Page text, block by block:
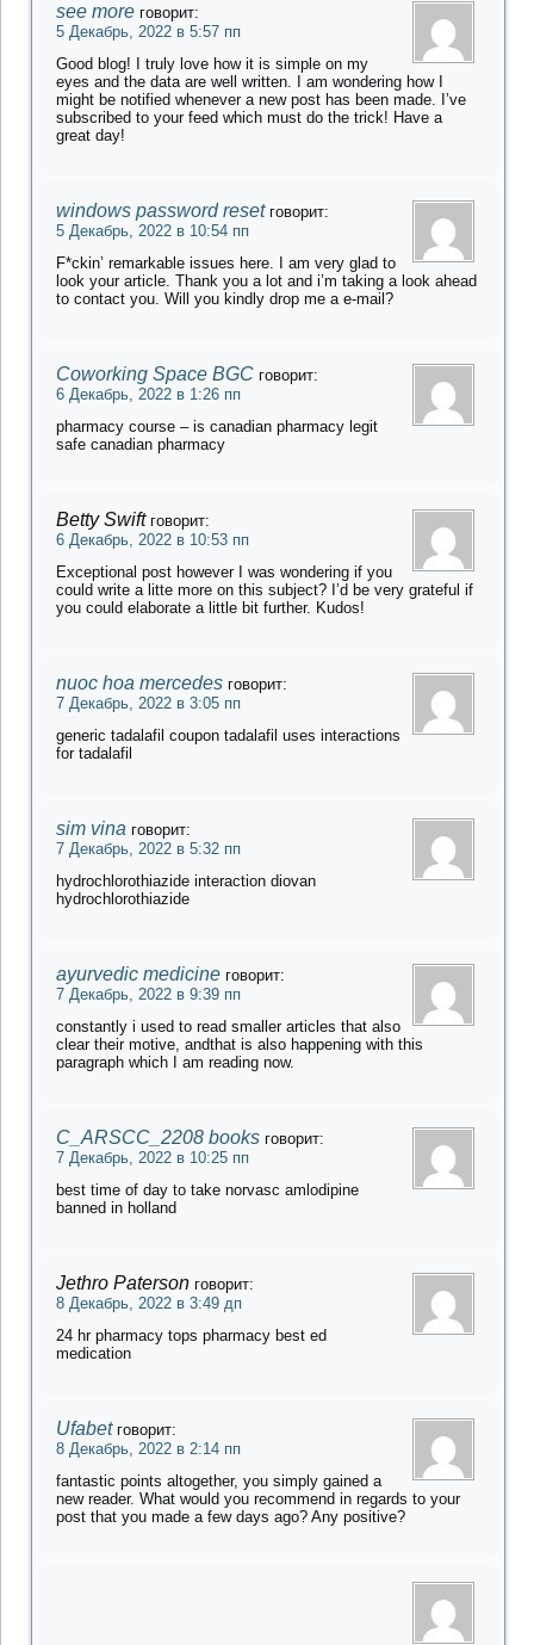
see more говорит:
5 Декабрь, 2022 в 5:57 пп
Good blog! I truly love how it is simple on my
eyes and the data are well written. I am wondering how I
might be notified whenever a new post has been made. I’ve
subscribed to your feed which must do the trick! Have a
great day!
windows password reset говорит:
5 Декабрь, 2022 в 10:54 пп
F*ckin’ remarkable issues here. I am very glad to
look your article. Thank you a lot and i’m taking a look ahead
to contact you. Will you kindly drop me a e-mail?
Coworking Space BGC говорит:
6 Декабрь, 2022 в 1:26 пп
pharmacy course – is canadian pharmacy legit
safe canadian pharmacy
Betty Swift говорит:
6 Декабрь, 2022 в 10:53 пп
Exceptional post however I was wondering if you
could write a litte more on this subject? I’d be very grateful if
you could elaborate a little bit further. Kudos!
nuoc hoa mercedes говорит:
7 Декабрь, 2022 в 3:05 пп
generic tadalafil coupon tadalafil uses interactions
for tadalafil
sim vina говорит:
7 Декабрь, 2022 в 5:32 пп
hydrochlorothiazide interaction diovan
hydrochlorothiazide
ayurvedic medicine говорит:
7 Декабрь, 2022 в 9:39 пп
constantly i used to read smaller articles that also
clear their motive, andthat is also happening with this
paragraph which I am reading now.
C_ARSCC_2208 books говорит:
7 Декабрь, 2022 в 10:25 пп
best time of day to take norvasc amlodipine
banned in holland
Jethro Paterson говорит:
8 Декабрь, 2022 в 3:49 дп
24 hr pharmacy tops pharmacy best ed
medication
Ufabet говорит:
8 Декабрь, 2022 в 2:14 пп
fantastic points altogether, you simply gained a
new reader. What would you recommend in regards to your
post that you made a few days ago? Any positive?